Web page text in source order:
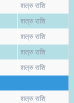
शत्रु राशि
शत्रु राशि
शत्रु राशि
शत्रु राशि
शत्रु राशि
शत्रु राशि